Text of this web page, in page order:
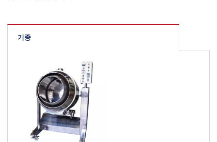
기종